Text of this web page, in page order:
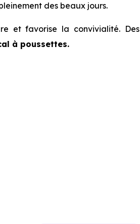
des beaux jours.
et favorise la convivialité. Des
à poussettes.